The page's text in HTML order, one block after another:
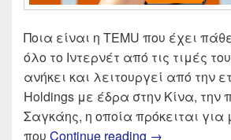
Ποια είναι η TEMU που έχει
όλο το Ιντερνέτ από τις τιμές
ανήκει και λειτουργεί από την
Holdings με έδρα στην Κίνα, την
Σαγκάης, η οποία πρόκειται για
που Continue reading TEMU
→